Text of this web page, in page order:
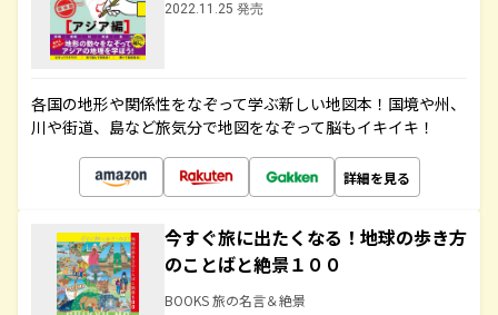
2022.11.25 発売
各国の地形や関係性をなぞって学ぶ新しい地図本！国境や州、
川や街道、島など旅気分で地図をなぞって脳もイキイキ！
詳細を見る
今すぐ旅に出たくなる！地球の歩き方
のことばと絶景１００
BOOKS 旅の名言＆絶景